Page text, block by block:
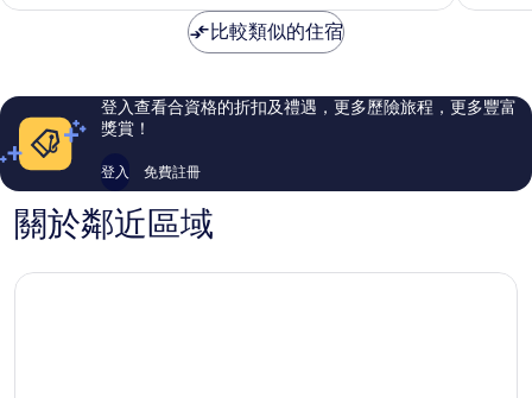
完
評
價
評
卓
評
價
比較類似的住宿
登入查看合資格的折扣及禮遇，更多歷險旅程，更多豐富
獎賞！
登入 免費註冊
關於鄰近區域